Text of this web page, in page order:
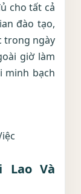
cho tất cả
đào tạo,
trong ngày
giờ làm
minh bạch
Lao Và